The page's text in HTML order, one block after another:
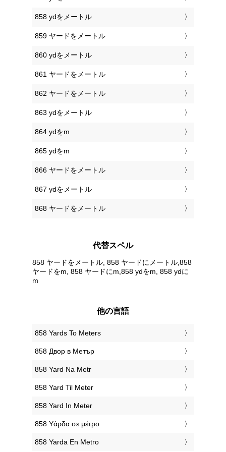
858 ydをメートル
859 ヤードをメートル
860 ydをメートル
861 ヤードをメートル
862 ヤードをメートル
863 ydをメートル
864 ydをm
865 ydをm
866 ヤードをメートル
867 ydをメートル
868 ヤードをメートル
代替スペル
858 ヤードをメートル, 858 ヤードにメートル,858
ヤードをm, 858 ヤードにm,858 ydをm, 858 ydに
m
他の言語
‎858 Yards To Meters
‎858 Двор в Метър
‎858 Yard Na Metr
‎858 Yard Til Meter
‎858 Yard In Meter
‎858 Υάρδα σε μέτρο
‎858 Yarda En Metro